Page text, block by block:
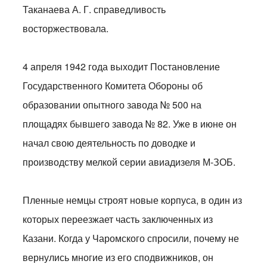
Таканаева А. Г. справедливость
восторжествовала.
4 апреля 1942 года выходит Постановление
Государственного Комитета Обороны об
образовании опытного завода № 500 на
площадях бывшего завода № 82. Уже в июне он
начал свою деятельность по доводке и
производству мелкой серии авиадизеля М-ЗОБ.
Пленные немцы строят новые корпуса, в один из
которых переезжает часть заключенных из
Казани. Когда у Чаромского спросили, почему не
вернулись многие из его сподвижников, он